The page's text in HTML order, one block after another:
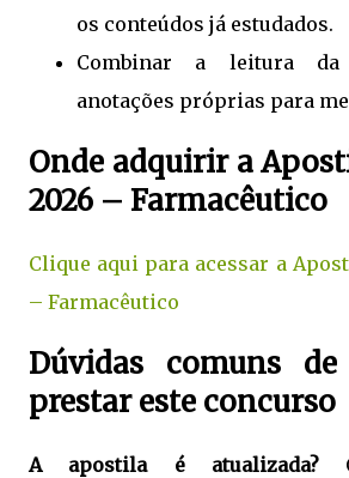
os conteúdos já estudados.
Combinar a leitura
anotações próprias para
Onde adquirir a
2026 – Farmacêutico
Clique aqui para acessar a
– Farmacêutico
Dúvidas comuns
prestar este concurso
A apostila é atualizada?